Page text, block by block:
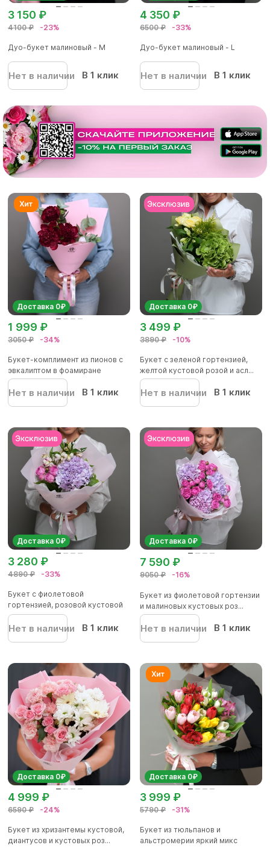
4100 ₽ -23%
3 150 ₽
Дуо-букет малиновый - М
Нет в наличии В 1 клик
6500 ₽ -33%
4 350 ₽
Дуо-букет малиновый - L
Нет в наличии В 1 клик
Доставка 0₽
3050 ₽ -34%
1 999 ₽
Букет-комплимент из пионов с
эвкалиптом в фоамиране
Нет в наличии В 1 клик
Доставка 0₽
3890 ₽ -10%
3 499 ₽
Букет с зеленой гортензией,
желтой кустовой розой и асл...
Нет в наличии В 1 клик
Доставка 0₽
4890 ₽ -33%
3 280 ₽
Букет с фиолетовой
гортензией, розовой кустовой
розой и...
Нет в наличии В 1 клик
Доставка 0₽
9050 ₽ -16%
7 590 ₽
Букет из фиолетовой гортензии
и малиновых кустовых роз...
Нет в наличии В 1 клик
Доставка 0₽
6590 ₽ -24%
4 999 ₽
Букет из хризантемы кустовой,
диантусов и кустовых роз...
Доставка 0₽
5790 ₽ -31%
3 999 ₽
Букет из тюльпанов и
альстромерии яркий микс